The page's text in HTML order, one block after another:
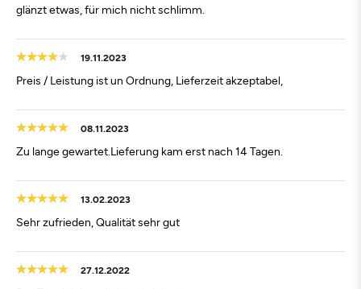
glänzt etwas, für mich nicht schlimm.
19.11.2023
Preis / Leistung ist un Ordnung, Lieferzeit akzeptabel,
08.11.2023
Zu lange gewartet.Lieferung kam erst nach 14 Tagen.
13.02.2023
Sehr zufrieden, Qualität sehr gut
27.12.2022